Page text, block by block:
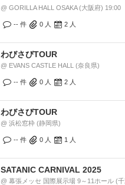
@ GORILLA HALL OSAKA (大阪府) 19:00
-- 件 0 人 2 人
わびさびTOUR
@ EVANS CASTLE HALL (奈良県)
-- 件 0 人 2 人
わびさびTOUR
@ 浜松窓枠 (静岡県)
-- 件 0 人 1 人
SATANIC CARNIVAL 2025
@ 幕張メッセ 国際展示場 9～11ホール (